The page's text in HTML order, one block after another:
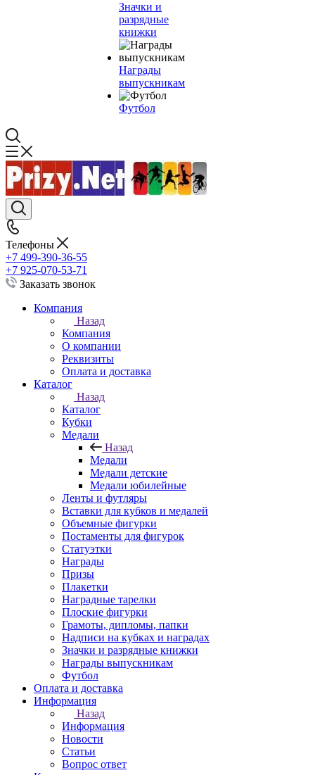
Значки и
разрядные
книжки
Награды
выпускникам
Футбол
Телефоны
+7 499-390-36-55
+7 925-070-53-71
Заказать звонок
Компания
Назад
Компания
О компании
Реквизиты
Оплата и доставка
Каталог
Назад
Каталог
Кубки
Медали
Назад
Медали
Медали детские
Медали юбилейные
Ленты и футляры
Вставки для кубков и медалей
Объемные фигурки
Постаменты для фигурок
Статуэтки
Награды
Призы
Плакетки
Наградные тарелки
Плоские фигурки
Грамоты, дипломы, папки
Надписи на кубках и наградах
Значки и разрядные книжки
Награды выпускникам
Футбол
Оплата и доставка
Информация
Назад
Информация
Новости
Статьи
Вопрос ответ